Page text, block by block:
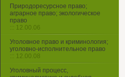
Природоресурсное право;
аграрное право; экологическое
право
::: 12.00.06
Уголовное право и криминология;
уголовно-исполнительное право
::: 12.00.08
Уголовный процесс,